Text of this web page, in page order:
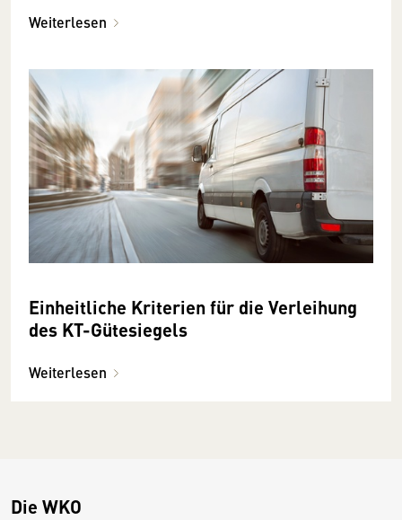
Weiterlesen
Einheitliche Kriterien für die Verleihung
des KT-Gütesiegels
Weiterlesen
Die WKO